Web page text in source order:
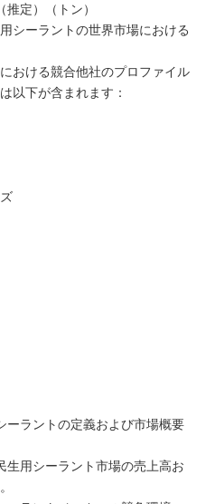
定）（トン）
シーラントの世界市場における
おける競合他社のプロファイル
以下が含まれます：
ーラントの定義および市場概要
生用シーラント市場の売上高お